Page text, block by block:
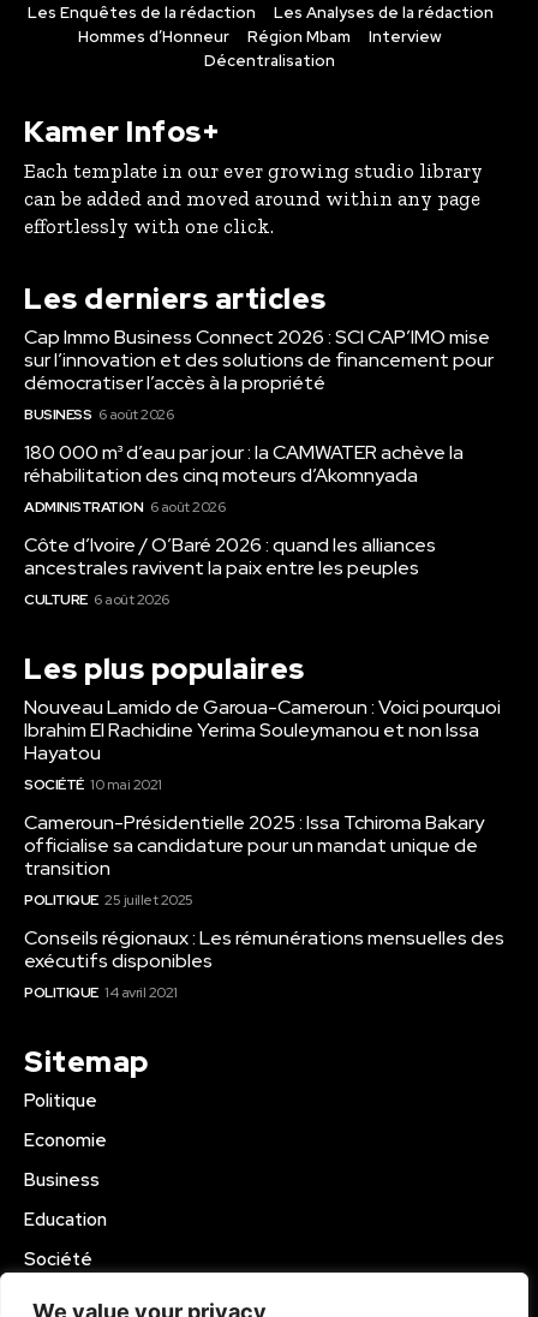
We value your privacy
Les Enquêtes de la rédaction
Les Analyses de la rédaction
Hommes d’Honneur
Région Mbam
Interview
Décentralisation
Kamer Infos+
Each template in our ever growing studio library
can be added and moved around within any page
effortlessly with one click.
Les derniers articles
Cap Immo Business Connect 2026 : SCI CAP’IMO mise
sur l’innovation et des solutions de financement pour
démocratiser l’accès à la propriété
BUSINESS 6 août 2026
180 000 m³ d’eau par jour : la CAMWATER achève la
réhabilitation des cinq moteurs d’Akomnyada
ADMINISTRATION 6 août 2026
Côte d’Ivoire / O’Baré 2026 : quand les alliances
ancestrales ravivent la paix entre les peuples
CULTURE 6 août 2026
Les plus populaires
Nouveau Lamido de Garoua-Cameroun : Voici pourquoi
Ibrahim El Rachidine Yerima Souleymanou et non Issa
Hayatou
SOCIÉTÉ 10 mai 2021
Cameroun-Présidentielle 2025 : Issa Tchiroma Bakary
officialise sa candidature pour un mandat unique de
transition
POLITIQUE 25 juillet 2025
Conseils régionaux : Les rémunérations mensuelles des
exécutifs disponibles
POLITIQUE 14 avril 2021
Sitemap
Politique
Economie
Business
Education
Société
Sport